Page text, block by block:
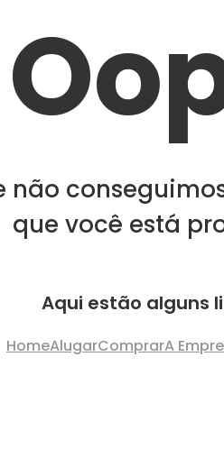
não
que você está
Aqui estão alguns
HomeAlugarComprarA